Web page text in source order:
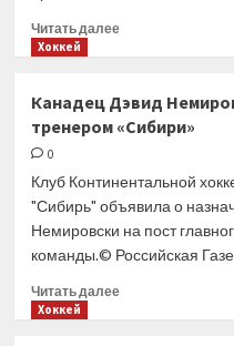
Читать далееПрочитать
обыграл
«Ак
финала
плей-
офф
и вышел
Хоккей
Канадец Дэвид
тренером «Сибири»
0
Клуб Континентальной
"Сибирь" объявила о
Немировски на пост
команды.© Российская
Читать далееПрочитать
Хоккей